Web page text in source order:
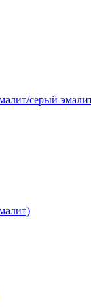
серый